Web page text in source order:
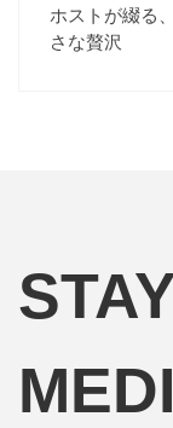
ホストが綴る
さな贅沢